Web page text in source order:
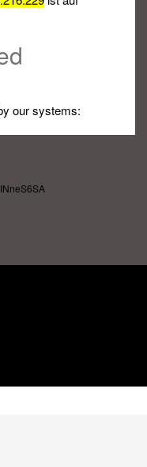
our systems: